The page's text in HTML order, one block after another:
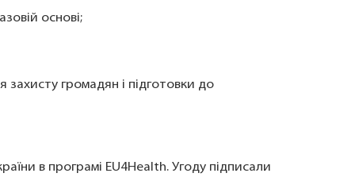
основі;
громадян і підготовки до
в програмі EU4Health. Угоду підписали